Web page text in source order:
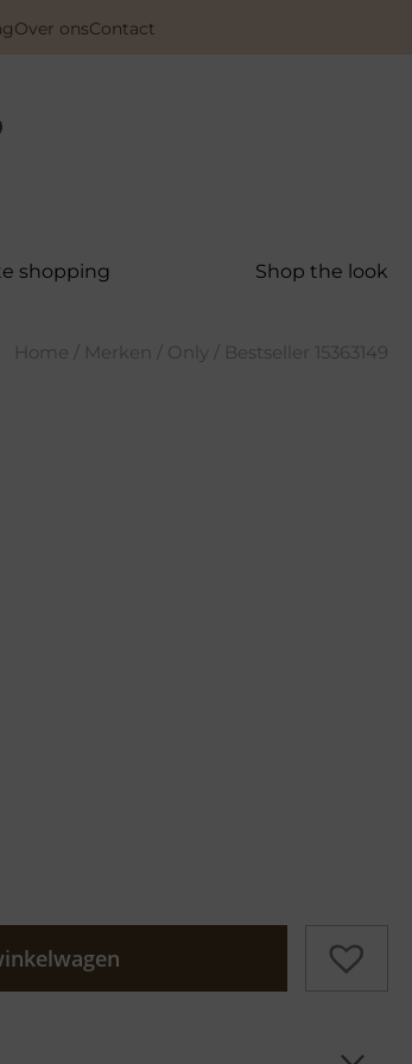
Over onsContact
shopping Shop the look
Home / Merken / Only / Bestseller 15363149